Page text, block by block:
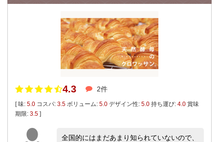
4.3 2件
[ 味: 5.0 コスパ: 3.5 ボリューム: 5.0 デザイン性: 5.0 持ち運び: 4.0 賞味
期限: 3.5 ]
全国的にはまだあまり知られていないので、